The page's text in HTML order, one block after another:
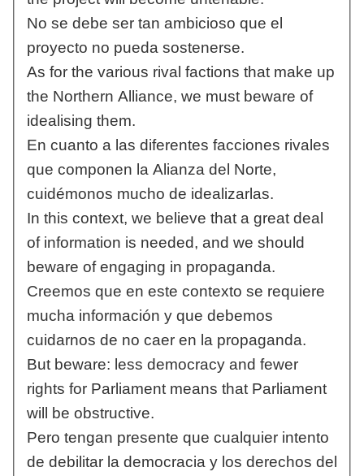
No se debe ser tan ambicioso que el
proyecto no pueda sostenerse.
As for the various rival factions that make up
the Northern Alliance, we must beware of
idealising them.
En cuanto a las diferentes facciones rivales
que componen la Alianza del Norte,
cuidémonos mucho de idealizarlas.
In this context, we believe that a great deal
of information is needed, and we should
beware of engaging in propaganda.
Creemos que en este contexto se requiere
mucha información y que debemos
cuidarnos de no caer en la propaganda.
But beware: less democracy and fewer
rights for Parliament means that Parliament
will be obstructive.
Pero tengan presente que cualquier intento
de debilitar la democracia y los derechos del